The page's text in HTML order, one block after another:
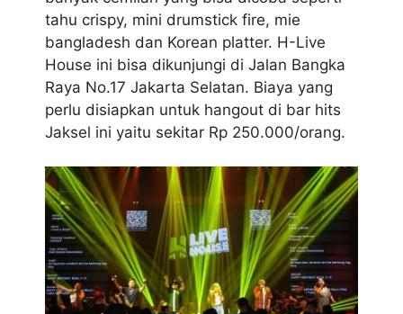
tahu crispy, mini drumstick fire, mie
bangladesh dan Korean platter. H-Live
House ini bisa dikunjungi di Jalan Bangka
Raya No.17 Jakarta Selatan. Biaya yang
perlu disiapkan untuk hangout di bar hits
Jaksel ini yaitu sekitar Rp 250.000/orang.